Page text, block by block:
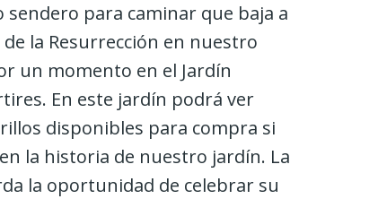
para caminar que baja a
la Resurrección en nuestro
un momento en el Jardín
En este jardín podrá ver
disponibles para compra si
la historia de nuestro jardín. La
la oportunidad de celebrar su